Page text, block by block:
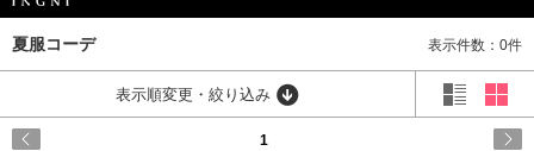
販｜INGNI
STORE
夏服コーデ 表示件数：0件
表示順変更・絞り込み
1